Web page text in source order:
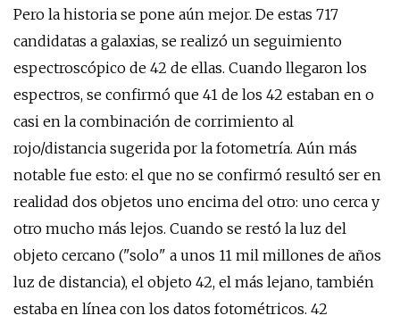
Pero la historia se pone aún mejor. De estas 717
candidatas a galaxias, se realizó un seguimiento
espectroscópico de 42 de ellas. Cuando llegaron los
espectros, se confirmó que 41 de los 42 estaban en o
casi en la combinación de corrimiento al
rojo/distancia sugerida por la fotometría. Aún más
notable fue esto: el que no se confirmó resultó ser en
realidad dos objetos uno encima del otro: uno cerca y
otro mucho más lejos. Cuando se restó la luz del
objeto cercano ("solo" a unos 11 mil millones de años
luz de distancia), el objeto 42, el más lejano, también
estaba en línea con los datos fotométricos. 42